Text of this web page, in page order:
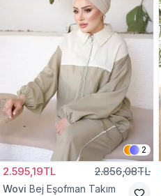
2
2.595,19TL 2.856,08TL
Wovi Bej Eşofman Takım